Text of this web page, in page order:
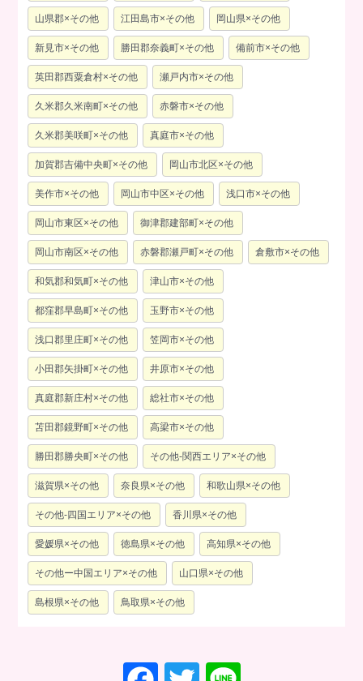
山県郡×その他 江田島市×その他 岡山県×その他
新見市×その他 勝田郡奈義町×その他 備前市×その他
英田郡西粟倉村×その他 瀬戸内市×その他
久米郡久米南町×その他 赤磐市×その他
久米郡美咲町×その他 真庭市×その他
加賀郡吉備中央町×その他 岡山市北区×その他
美作市×その他 岡山市中区×その他 浅口市×その他
岡山市東区×その他 御津郡建部町×その他
岡山市南区×その他 赤磐郡瀬戸町×その他 倉敷市×その他
和気郡和気町×その他 津山市×その他
都窪郡早島町×その他 玉野市×その他
浅口郡里庄町×その他 笠岡市×その他
小田郡矢掛町×その他 井原市×その他
真庭郡新庄村×その他 総社市×その他
苫田郡鏡野町×その他 高梁市×その他
勝田郡勝央町×その他 その他-関西エリア×その他
滋賀県×その他 奈良県×その他 和歌山県×その他
その他-四国エリア×その他 香川県×その他
愛媛県×その他 徳島県×その他 高知県×その他
その他ー中国エリア×その他 山口県×その他
島根県×その他 鳥取県×その他